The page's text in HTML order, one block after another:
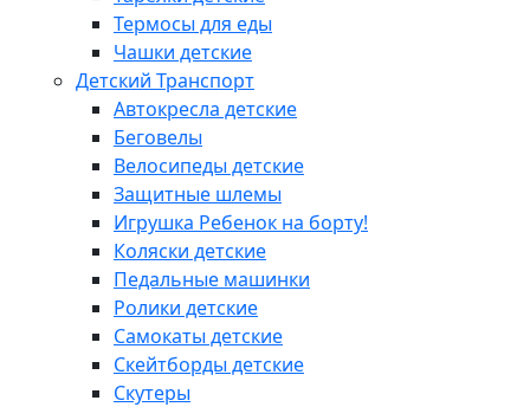
Термосы для еды
Чашки детские
Детский Транспорт
Автокресла детские
Беговелы
Велосипеды детские
Защитные шлемы
Игрушка Ребенок на борту!
Коляски детские
Педальные машинки
Ролики детские
Самокаты детские
Скейтборды детские
Скутеры